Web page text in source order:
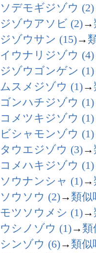
ソデモギジゾウ (2)
ジゾウアソビ (2)→
ジゾウサン (15)→
イウナリジゾウ (4)
ジゾウゴンゲン (1)
ムスメジゾウ (1)→
ゴンハチジゾウ (1)
コメツキジゾウ (1)
ビシャモンゾウ (1)
タウエジゾウ (3)→
コメハキジゾウ (1)
ソウナンシャ (1)→
ソウソウ (2)→ 類似
モツソウメシ (1)→
ウシノゾウ (1)→ 類
シンゾウ (6)→ 類似